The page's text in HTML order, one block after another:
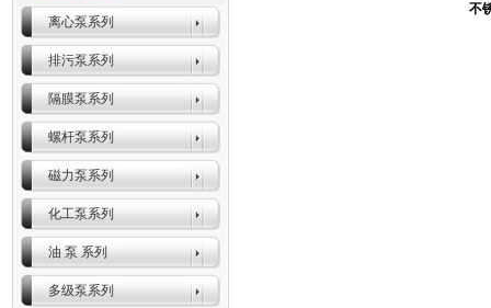
离心泵系列
排污泵系列
隔膜泵系列
螺杆泵系列
磁力泵系列
化工泵系列
油 泵 系列
多级泵系列
不